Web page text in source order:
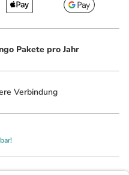
Pakete pro Jahr
Verbindung